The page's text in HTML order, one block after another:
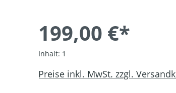
199,00 €*
Inhalt: 1
Preise inkl. MwSt. zzgl.